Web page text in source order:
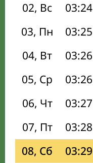
02, Вс
03:24
03, Пн
03:25
04, Вт
03:26
05, Ср
03:26
06, Чт
03:27
07, Пт
03:28
08, Сб
03:29